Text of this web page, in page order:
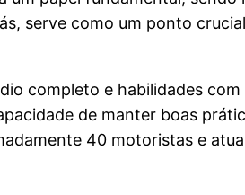
serve como um ponto
completo e habilidades
de manter boas
40 motoristas e